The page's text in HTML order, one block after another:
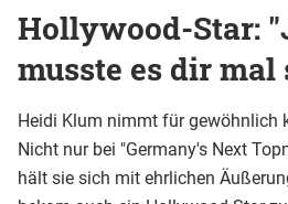
Hollywood-Star:
musste es dir mal
Heidi Klum nimmt für gewöhnlich
Nicht nur bei "Germany's Next
hält sie sich mit ehrlichen